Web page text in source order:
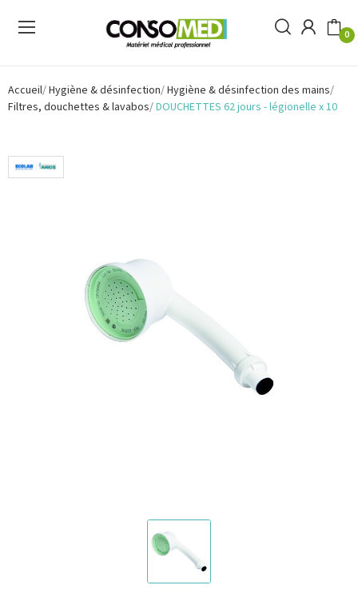
0
Accueil Hygiène & désinfection Hygiène & désinfection des mains
Filtres, douchettes & lavabos DOUCHETTES 62 jours - légionelle x 10